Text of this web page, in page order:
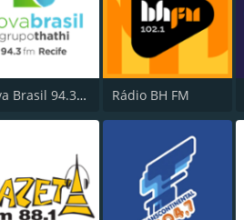
Nova Brasil 94.3 FM Rádio BH FM